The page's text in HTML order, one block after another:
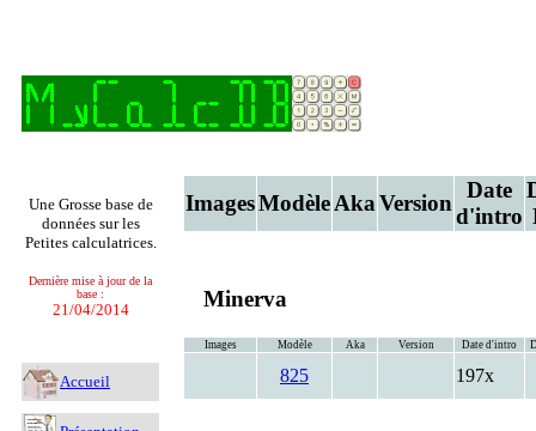
Une Grosse base de
données sur les
Petites calculatrices.
Dernière mise à jour de la
base :
21/04/2014
Accueil
ImagesModèleAkaVersion
Date
d'intro
Minerva
Images Modèle Aka Version Date d'intro
825 197x